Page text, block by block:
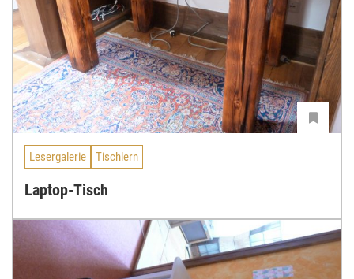
Lesergalerie Tischlern
Laptop-Tisch